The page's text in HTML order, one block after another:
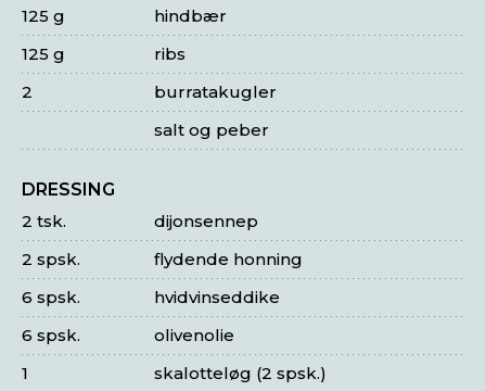
hindbær
125 g
ribs
125 g
burratakugler
2
salt og peber
DRESSING
dijonsennep
2 tsk.
flydende honning
2 spsk.
hvidvinseddike
6 spsk.
olivenolie
6 spsk.
skalotteløg (2 spsk.)
1